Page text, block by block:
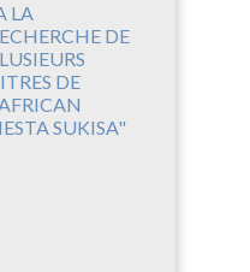
LA
DE
DE
SUKISA"